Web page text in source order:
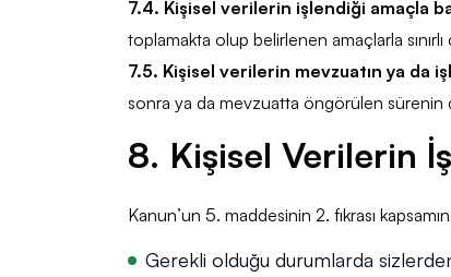
7.4. Kişisel verilerin işlendiği amaçla
toplamakta olup belirlenen amaçlarla
7.5. Kişisel verilerin mevzuatın ya da
sonra ya da mevzuatta öngörülen sürenin
8. Kişisel Verilerin
Kanun’un 5. maddesinin 2. fıkrası
Gerekli olduğu durumlarda